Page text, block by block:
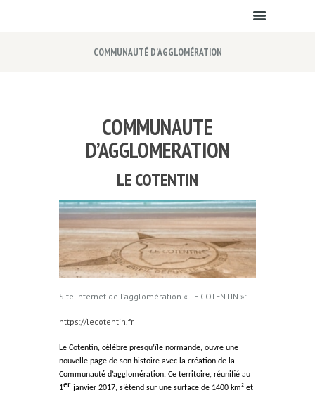
COMMUNAUTÉ D’AGGLOMÉRATION
COMMUNAUTE
D’AGGLOMERATION
LE COTENTIN
Site internet de l’agglomération « LE COTENTIN »:
https://lecotentin.fr
Le Cotentin, célèbre presqu’île normande, ouvre une
nouvelle page de son histoire avec la création de la
Communauté d’agglomération. Ce territoire, réunifié au
1er janvier 2017, s’étend sur une surface de 1400 km² et